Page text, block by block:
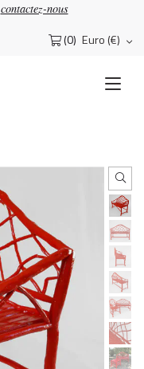
contactez-nous
(0) Euro (€)